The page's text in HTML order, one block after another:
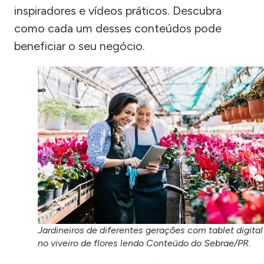
inspiradores e vídeos práticos. Descubra
como cada um desses conteúdos pode
beneficiar o seu negócio.
Jardineiros de diferentes gerações com tablet digital
no viveiro de flores lendo Conteúdo do Sebrae/PR.